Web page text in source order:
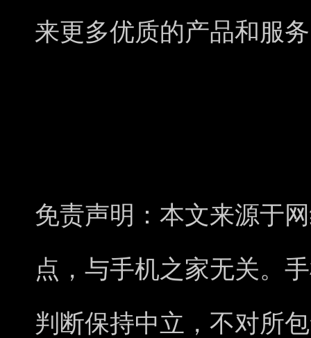
来更多优质的产品和服
免责声明：本文来源于
点，与手机之家无关。
判断保持中立，不对所